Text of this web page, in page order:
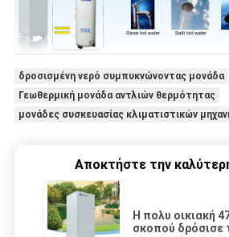
δροσισμένη νερό συμπυκνώνοντας μονάδα
Γεωθερμική μονάδα αντλιών θερμότητας
μονάδες συσκευασίας κλιματιστικών
Αποκτήστε την
Η πολυ οικιακή
σκοπού δρόσισε